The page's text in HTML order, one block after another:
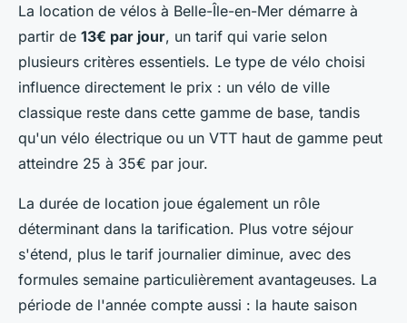
La location de vélos à Belle-Île-en-Mer démarre à
partir de 13€ par jour, un tarif qui varie selon
plusieurs critères essentiels. Le type de vélo choisi
influence directement le prix : un vélo de ville
classique reste dans cette gamme de base, tandis
qu'un vélo électrique ou un VTT haut de gamme peut
atteindre 25 à 35€ par jour.
La durée de location joue également un rôle
déterminant dans la tarification. Plus votre séjour
s'étend, plus le tarif journalier diminue, avec des
formules semaine particulièrement avantageuses. La
période de l'année compte aussi : la haute saison